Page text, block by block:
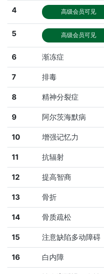
4 高级会员可见
5 高级会员可见
6 渐冻症
7 排毒
8 精神分裂症
9 阿尔茨海默病
10 增强记忆力
11 抗辐射
12 提高智商
13 骨折
14 骨质疏松
15 注意缺陷多动障碍
16 白内障